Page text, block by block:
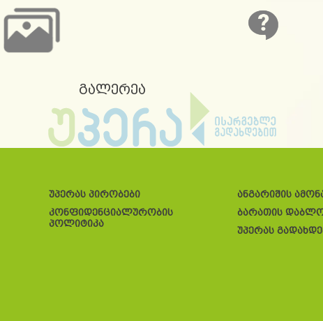
გალერეა
უპერას პირობები
კონფიდენციალურობის
პოლიტიკა
ანგარიშის
ბარათის
უპერას